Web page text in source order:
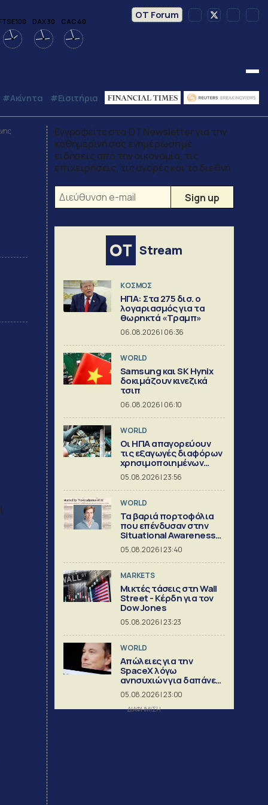
100 DAX 30 CAC 40
OT Forum
#Ακίνητα #εισιτήρια
Εγγραφείτε στο OT Newsletter για την
καθημερινή σας ενημέρωση με
ειδήσεις από την οικονομία, τις
επιχειρήσεις, τις αγορές και τα διεθνή.
Stream
ΚΟΣΜΟΣ
ΗΠΑ: Στα 275 δισ. ο
λογαριασμός για τα
θωρηκτά «Τραμπ»
06.08.2026 | 06:36
WORLD
Samsung και SK Hynix
δοκιμάζουν κινεζικά
τσιπ
06.08.2026 | 06:10
WORLD
Οι ΗΠΑ απαγορεύουν
τις εξαγωγές διαφόρων
χρησιμοποιημένων
κρίσιμων ορυκτών
05.08.2026 | 23:56
WORLD
Τα βαριά πορτοφόλια
που επένδυσαν στην
Situational Awareness
πριν καταρρεύσει
05.08.2026 | 23:40
MARKETS
Μικτές τάσεις στη Wall
Street - Κέρδη για τον
Dow Jones
05.08.2026 | 23:23
WORLD
Απώλειες για την
SpaceX λόγω
ανησυχιών για δαπάνες
ΑΙ
05.08.2026 | 23:00